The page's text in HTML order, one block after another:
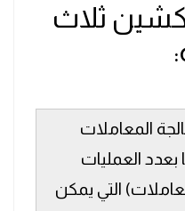
ثلاث
المعاملات
بعدد العمليات
التي يمكن